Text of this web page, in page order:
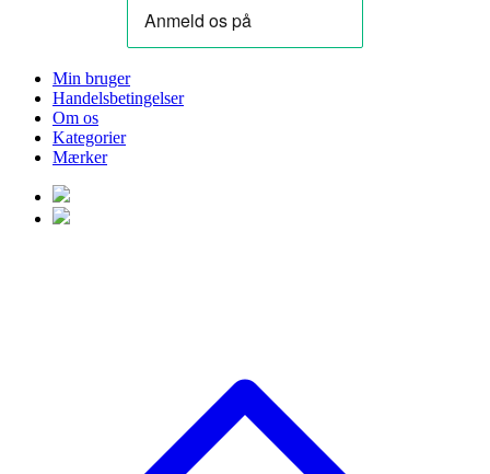
Min bruger
Handelsbetingelser
Om os
Kategorier
Mærker